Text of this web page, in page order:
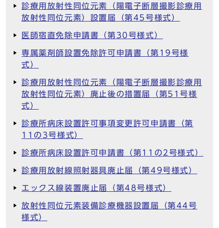
診療用放射性同位元素（陽電子断層撮影診療用
放射性同位元素）設置届（第45号様式）
医師宿直免除申請書（第30号様式）
専属薬剤師設置免除許可申請書（第19号様
式）
診療用放射性同位元素（陽電子断層撮影診療用
放射性同位元素）廃止後の措置届（第51号様
式）
診療所病床設置許可事項変更許可申請書（第
11の3号様式）
診療所病床設置許可申請書（第11の2号様式）
診療用放射線照射器具廃止届（第49号様式）
エックス線装置廃止届（第48号様式）
放射性同位元素装備診療機器設置届（第44号
様式）